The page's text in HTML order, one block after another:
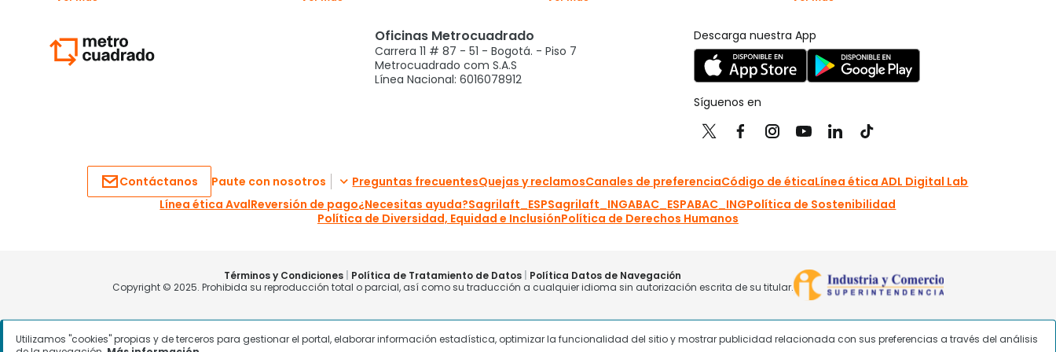
Utilizamos "cookies" propias y de terceros para gestionar el portal, elaborar información estadística, optimizar la funcionalidad del sitio y mostrar publicidad relacionada con sus preferencias a través del análisis